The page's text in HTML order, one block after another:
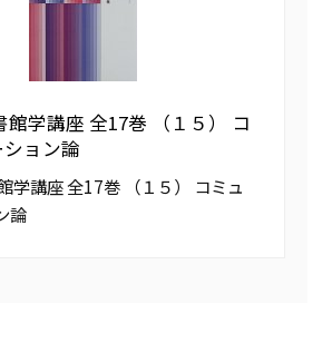
館学講座 全17巻 （１５） コ
ョン論
学講座 全17巻 （１５） コミュ
論